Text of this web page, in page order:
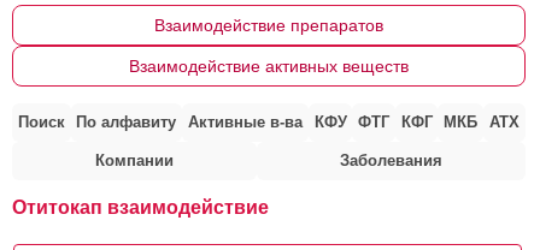
Взаимодействие препаратов
Взаимодействие активных веществ
Поиск По алфавиту Активные в-ва КФУ ФТГ КФГ МКБ АТХ
Компании Заболевания
Отитокап взаимодействие